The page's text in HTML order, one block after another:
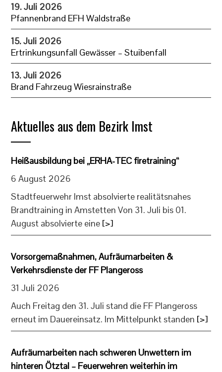
19. Juli 2026
Pfannenbrand EFH Waldstraße
15. Juli 2026
Ertrinkungsunfall Gewässer – Stuibenfall
13. Juli 2026
Brand Fahrzeug Wiesrainstraße
Aktuelles aus dem Bezirk Imst
Heißausbildung bei „ERHA-TEC firetraining“
6 August 2026
Stadtfeuerwehr Imst absolvierte realitätsnahes
Brandtraining in Amstetten Von 31. Juli bis 01.
August absolvierte eine [>]
Vorsorgemaßnahmen, Aufräumarbeiten &
Verkehrsdienste der FF Plangeross
31 Juli 2026
Auch Freitag den 31. Juli stand die FF Plangeross
erneut im Dauereinsatz. Im Mittelpunkt standen [>]
Aufräumarbeiten nach schweren Unwettern im
hinteren Ötztal – Feuerwehren weiterhin im